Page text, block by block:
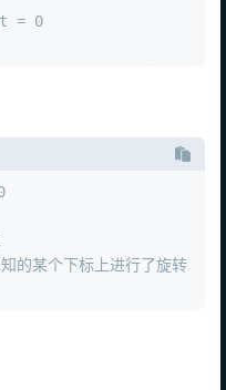
= 0
的某个下标上进行了旋转